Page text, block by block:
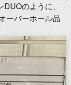
のように、
ーバーホール品